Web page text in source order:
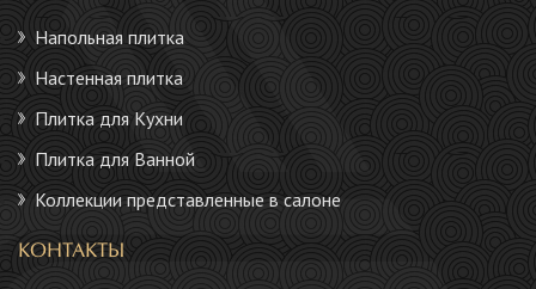
Напольная плитка
Настенная плитка
Плитка для Кухни
Плитка для Ванной
Коллекции представленные в салоне
КОНТАКТЫ